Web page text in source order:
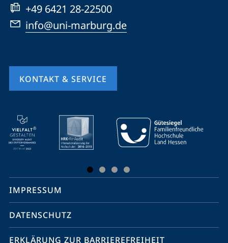
+49 6421 28-22500
info@uni-marburg.de
KONTAKT & SERVICE
Mobile-
Service-
Navigation
Social
Media
Kontakte
IMPRESSUM
DATENSCHUTZ
ERKLÄRUNG ZUR BARRIEREFREIHEIT